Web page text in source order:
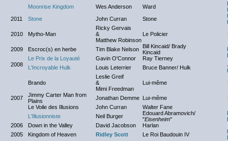
Moonrise Kingdom
Wes Anderson Ward
2011
Stone John Curran Stone
2010
Mytho-Man
Ricky Gervais
&
Matthew Robinson
Le Policier
2009 Escroc(s) en herbe Tim Blake Nelson
Bill Kincaid/ Brady
Kincaid
2008
Le Prix de la Loyauté Gavin O'Connor
Ray Tierney
L'Incroyable Hulk
Louis Leterrier Bruce Banner/ Hulk
2007
Brando
Leslie Greif
&
Mimi Freedman
Lui-même
Jimmy Carter Man from
Plains
Jonathan Demme Lui-même
Le Voile des Illusions
John Curran
Walter Fane
L'Illusionniste Neil Burger
Edouard Abramovich/
"Eisenheim"
2006
Down in the Valley David Jacobson
Harlan
2005
Kingdom of Heaven Ridley Scott Le Roi Baudouin IV